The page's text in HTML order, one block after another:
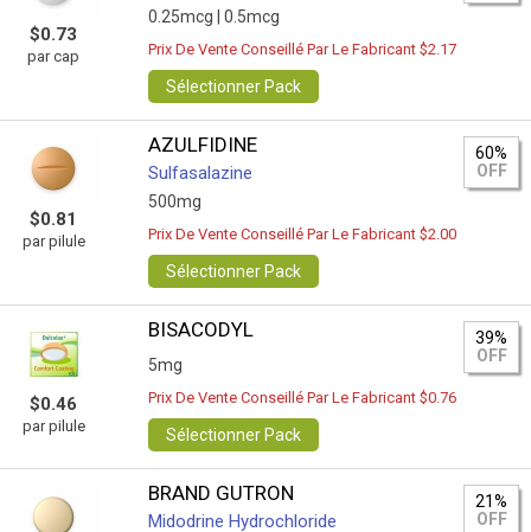
$0.73
par cap
0.25mcg | 0.5mcg
Prix De Vente Conseillé Par Le Fabricant $2.17
Sélectionner Pack
$0.81
par pilule
AZULFIDINE
Sulfasalazine
500mg
60%
OFF
Prix De Vente Conseillé Par Le Fabricant $2.00
Sélectionner Pack
$0.46
par pilule
BISACODYL
5mg
39%
OFF
Prix De Vente Conseillé Par Le Fabricant $0.76
Sélectionner Pack
BRAND GUTRON
Midodrine Hydrochloride
21%
OFF